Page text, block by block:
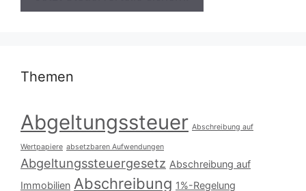
Themen
Abgeltungssteuer Abschreibung auf
Wertpapiere absetzbaren Aufwendungen
Abgeltungssteuergesetz Abschreibung auf
Immobilien Abschreibung 1%-Regelung